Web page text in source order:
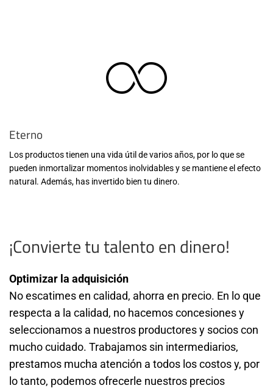
Eterno
Los productos tienen una vida útil de varios años, por lo que se
pueden inmortalizar momentos inolvidables y se mantiene el efecto
natural. Además, has invertido bien tu dinero.
¡Convierte tu talento en dinero!
Optimizar la adquisición
No escatimes en calidad, ahorra en precio. En lo que
respecta a la calidad, no hacemos concesiones y
seleccionamos a nuestros productores y socios con
mucho cuidado. Trabajamos sin intermediarios,
prestamos mucha atención a todos los costos y, por
lo tanto, podemos ofrecerle nuestros precios